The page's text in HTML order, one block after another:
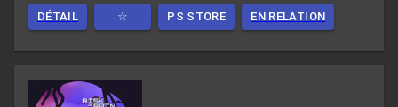
DÉTAIL ☆ PS STORE EN RELATION